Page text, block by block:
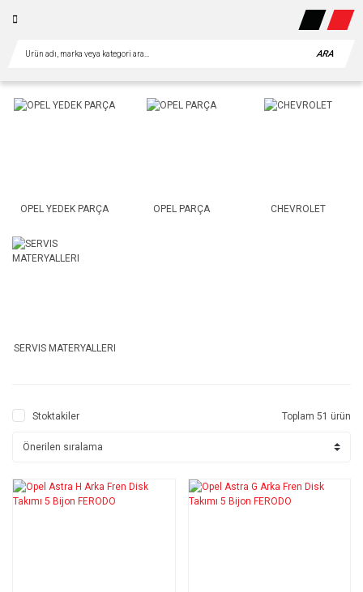
ARA
OPEL YEDEK PARÇA OPEL PARÇA CHEVROLET
SERVIS MATERYALLERI
Stoktakiler Toplam 51 ürün